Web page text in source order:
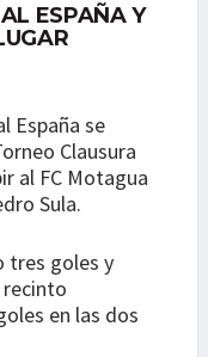
ESPAÑA Y
España se
Clausura
al FC Motagua
Sula.
tres goles y
recinto
en las dos